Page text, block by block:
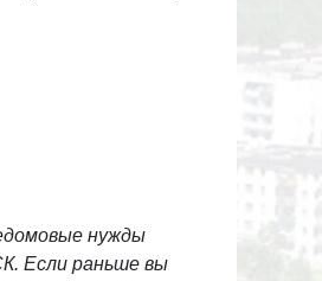
нужды
Если раньше вы